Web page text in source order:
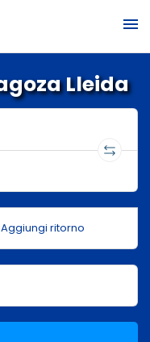
Lleida